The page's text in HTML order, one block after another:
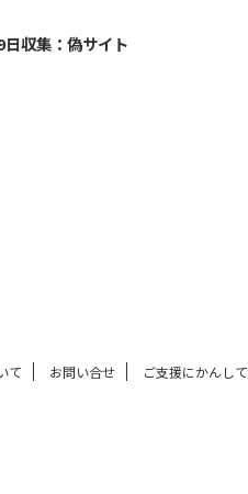
収集：偽サイト
て お問い合せ ご支援にかんして